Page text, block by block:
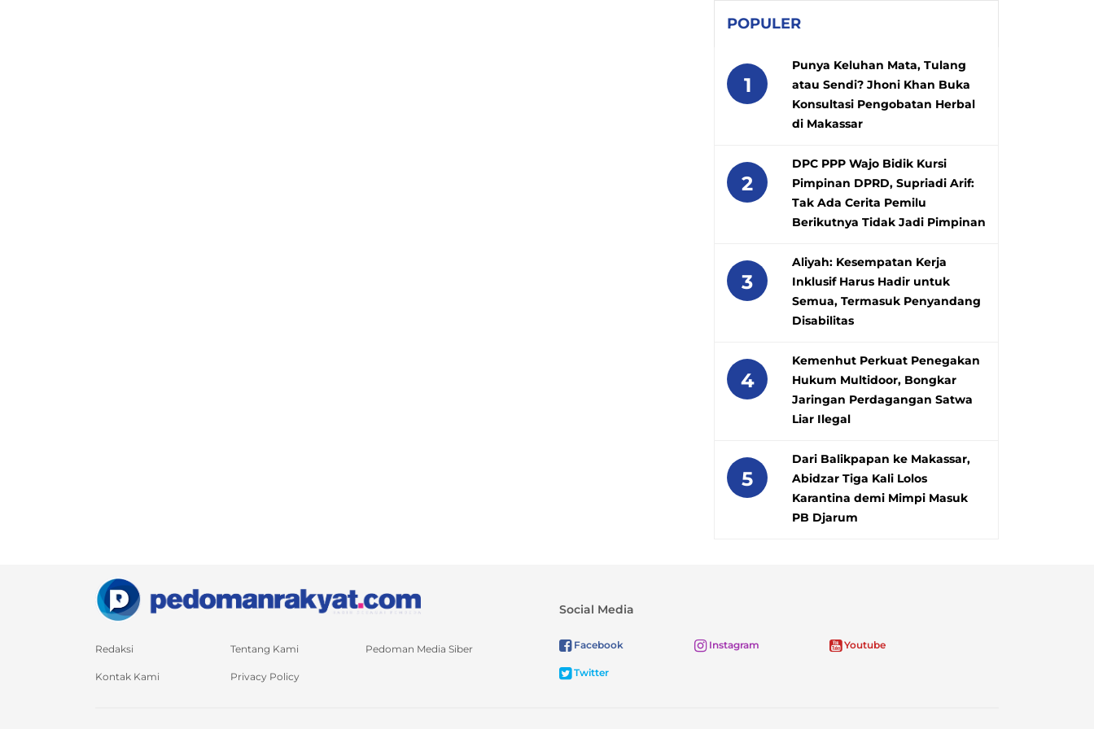
POPULER
1
Punya Keluhan Mata, Tulang
atau Sendi? Jhoni Khan Buka
Konsultasi Pengobatan Herbal
di Makassar
2
DPC PPP Wajo Bidik Kursi
Pimpinan DPRD, Supriadi Arif:
Tak Ada Cerita Pemilu
Berikutnya Tidak Jadi Pimpinan
3
Aliyah: Kesempatan Kerja
Inklusif Harus Hadir untuk
Semua, Termasuk Penyandang
Disabilitas
4
Kemenhut Perkuat Penegakan
Hukum Multidoor, Bongkar
Jaringan Perdagangan Satwa
Liar Ilegal
5
Dari Balikpapan ke Makassar,
Abidzar Tiga Kali Lolos
Karantina demi Mimpi Masuk
PB Djarum
Redaksi Tentang Kami Pedoman Media Siber
Kontak Kami Privacy Policy
Social Media
Facebook Instagram Youtube
Twitter